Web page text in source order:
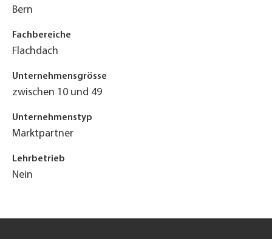
Bern
Fachbereiche
Flachdach
Unternehmensgrösse
zwischen 10 und 49
Unternehmenstyp
Marktpartner
Lehrbetrieb
Nein